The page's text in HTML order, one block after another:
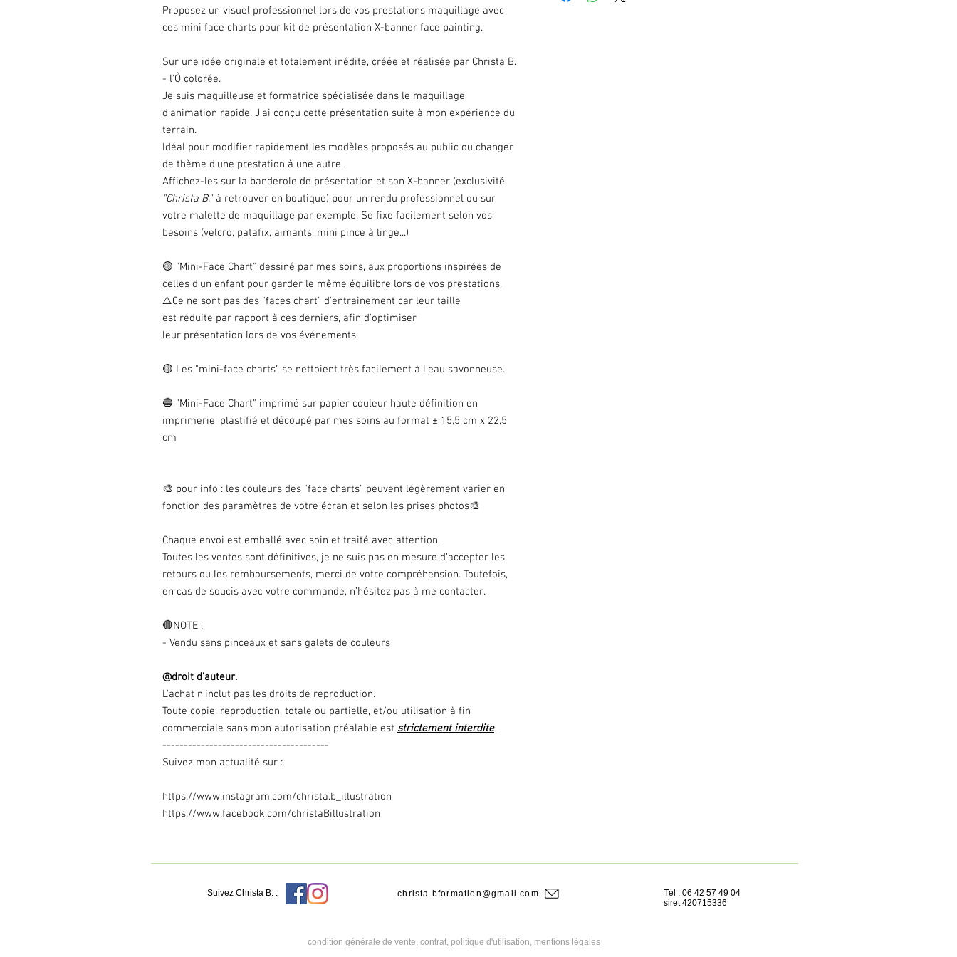
Proposez un visuel professionnel lors de vos prestations maquillage avec
ces mini face charts pour kit de présentation X-banner face painting.
Sur une idée originale et totalement inédite, créée et réalisée par Christa B.
- l'Ô colorée.
Je suis maquilleuse et formatrice spécialisée dans le maquillage
d'animation rapide. J'ai conçu cette présentation suite à mon expérience du
terrain.
Idéal pour modifier rapidement les modèles proposés au public ou changer
de thème d'une prestation à une autre.
Affichez-les sur la banderole de présentation et son X-banner (exclusivité
"Christa B." à retrouver en boutique) pour un rendu professionnel ou sur
votre malette de maquillage par exemple. Se fixe facilement selon vos
besoins (velcro, patafix, aimants, mini pince à linge...)
🟡 "Mini-Face Chart" dessiné par mes soins, aux proportions inspirées de
celles d'un enfant pour garder le même équilibre lors de vos prestations.
⚠️Ce ne sont pas des "faces chart" d'entrainement car leur taille
est réduite par rapport à ces derniers, afin d'optimiser
leur présentation lors de vos événements.
🟡 Les "mini-face charts" se nettoient très facilement à l'eau savonneuse.
🔵 "Mini-Face Chart" imprimé sur papier couleur haute définition en
imprimerie, plastifié et découpé par mes soins au format ± 15,5 cm x 22,5
cm
🎨 pour info : les couleurs des "face charts" peuvent légèrement varier en
fonction des paramètres de votre écran et selon les prises photos🎨
Chaque envoi est emballé avec soin et traité avec attention.
Toutes les ventes sont définitives, je ne suis pas en mesure d’accepter les
retours ou les remboursements, merci de votre compréhension. Toutefois,
en cas de soucis avec votre commande, n’hésitez pas à me contacter.
🔴NOTE :
- Vendu sans pinceaux et sans galets de couleurs
@droit d'auteur.
L'achat n'inclut pas les droits de reproduction.
Toute copie, reproduction, totale ou partielle, et/ou utilisation à fin
commerciale sans mon autorisation préalable est strictement interdite.
---------------------------------------
Suivez mon actualité sur :
https://www.instagram.com/christa.b_illustration
https://www.facebook.com/christaBillustration
Suivez Christa B. : christa.bformation@gmail.com
Tél : 06 42 57 49 04
siret 420715336
condition générale de vente, contrat, politique d'utilisation, mentions légales